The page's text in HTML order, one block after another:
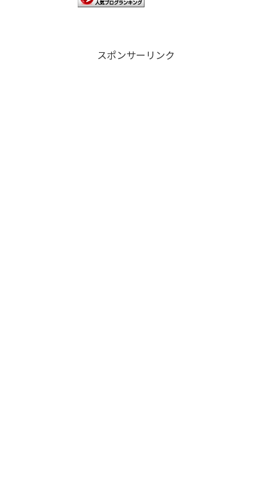
スポンサーリンク